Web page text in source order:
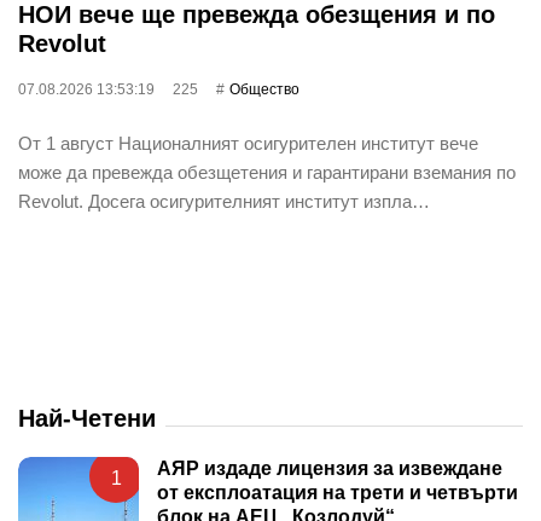
НОИ вече ще превежда обезщения и по
Revolut
07.08.2026 13:53:19 225 Общество
От 1 август Националният осигурителен институт вече
може да превежда обезщетения и гарантирани вземания по
Revolut. Досега осигурителният институт изпла…
Най-Четени
1
АЯР издаде лицензия за извеждане
от експлоатация на трети и четвърти
блок на АЕЦ „Козлодуй“